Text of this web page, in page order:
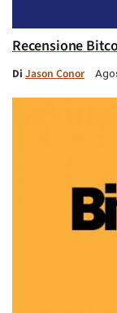
Recensione
Di Jason Conor